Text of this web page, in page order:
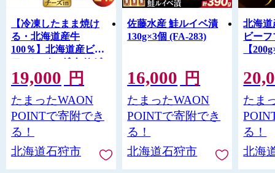
【冷凍したまま焼け
る・北海道産牛
100％】北海道産ビー
フハンバーグ ありが
とうハンバーグ（チー
ズ）(90g×24)
19,000 円
たまったWAON
POINTで寄附でき
る！
北海道石狩市
佐藤水産 鮭ルイベ漬
130g×3個 (FA-283)
16,000 円
たまったWAON
POINTで寄附でき
る！
北海道石狩市
北海道
ビー
【
たま
る！
北海